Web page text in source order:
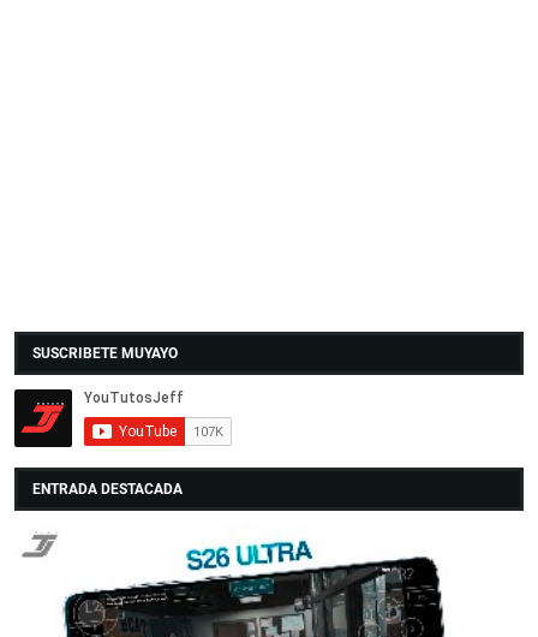
SUSCRIBETE MUYAYO
ENTRADA DESTACADA